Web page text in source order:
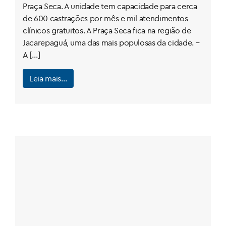
Praça Seca. A unidade tem capacidade para cerca
de 600 castrações por mês e mil atendimentos
clínicos gratuitos. A Praça Seca fica na região de
Jacarepaguá, uma das mais populosas da cidade. –
A […]
Leia mais…